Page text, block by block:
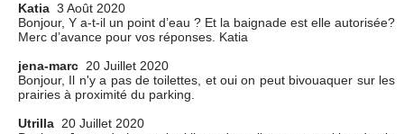
Katia 3 Août 2020
Bonjour, Y a-t-il un point d’eau ? Et la baignade est elle autorisée?
Merc d’avance pour vos réponses. Katia
jena-marc 20 Juillet 2020
Bonjour, Il n'y a pas de toilettes, et oui on peut bivouaquer sur les
prairies à proximité du parking.
Utrilla 20 Juillet 2020